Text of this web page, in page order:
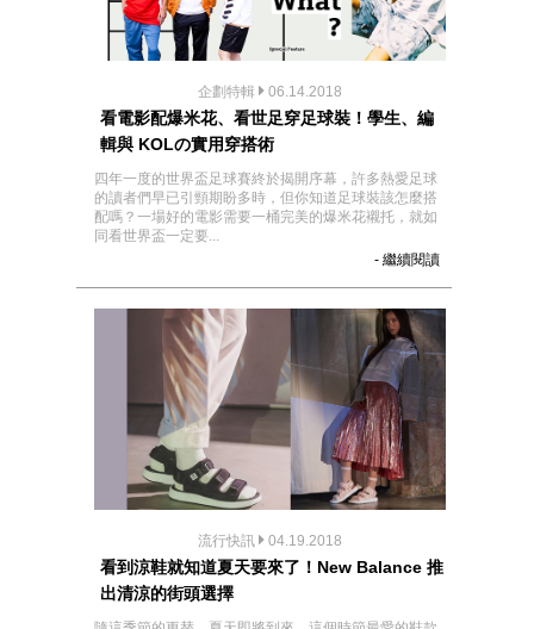
企劃特輯 06.14.2018
看電影配爆米花、看世足穿足球裝！學生、編
輯與 KOLの實用穿搭術
四年一度的世界盃足球賽終於揭開序幕，許多熱愛足球
的讀者們早已引頸期盼多時，但你知道足球裝該怎麼搭
配嗎？一場好的電影需要一桶完美的爆米花襯托，就如
同看世界盃一定要...
- 繼續閱讀
流行快訊 04.19.2018
看到涼鞋就知道夏天要來了！New Balance 推
出清涼的街頭選擇